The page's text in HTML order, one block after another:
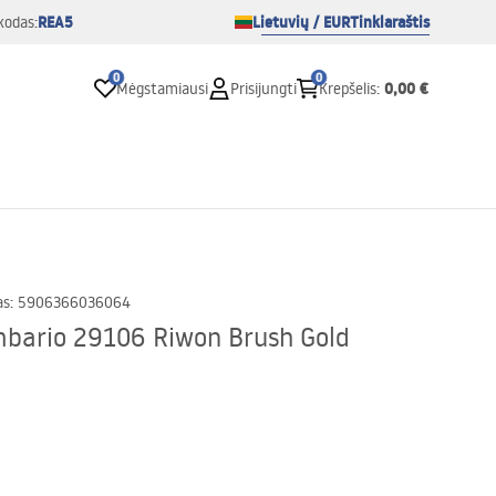
REA5 Lietuvių / EURTinklaraštis
0
Mėgstamiausi Prisijungti
0
Krepšelis: 0,00 €
: 5906366036064
29106 Riwon Brush Gold